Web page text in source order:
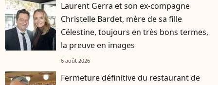
Laurent Gerra et son ex-compagne
Christelle Bardet, mère de sa fille
Célestine, toujours en très bons termes,
la preuve en images
6 août 2026
Fermeture définitive du restaurant de